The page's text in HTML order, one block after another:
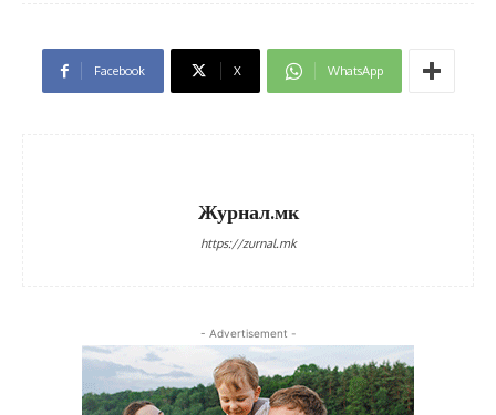
Facebook X WhatsApp
Журнал.мк
https://zurnal.mk
- Advertisement -